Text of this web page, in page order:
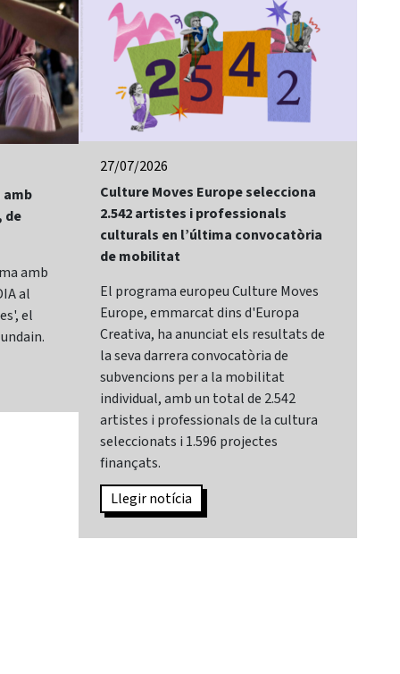
de
amb
al
el
27/07/2026
Culture Moves Europe selecciona
2.542 artistes i professionals
culturals en l’última convocatòria
de mobilitat
El programa europeu Culture Moves
Europe, emmarcat dins d'Europa
Creativa, ha anunciat els resultats de
la seva darrera convocatòria de
subvencions per a la mobilitat
individual, amb un total de 2.542
artistes i professionals de la cultura
seleccionats i 1.596 projectes
finançats.
Llegir notícia